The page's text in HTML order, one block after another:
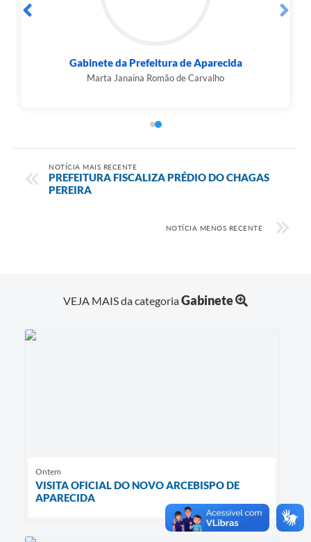
Gabinete da Prefeitura de Aparecida
Marta Janaína Romão de Carvalho
NOTÍCIA MAIS RECENTE
PREFEITURA FISCALIZA PRÉDIO DO CHAGAS
PEREIRA
NOTÍCIA MENOS RECENTE
VEJA MAIS da categoriaGabinete
Ontem
VISITA OFICIAL DO NOVO ARCEBISPO DE
APARECIDA